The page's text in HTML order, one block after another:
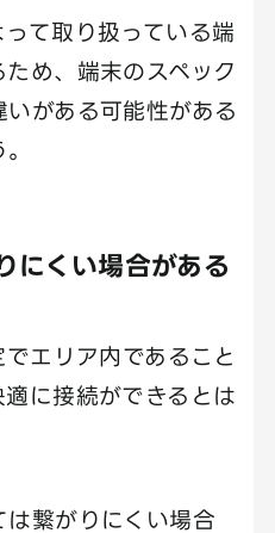
て取り扱っている端
め、端末のスペック
がある可能性がある
にくい場合がある
エリア内であること
に接続ができるとは
繋がりにくい場合